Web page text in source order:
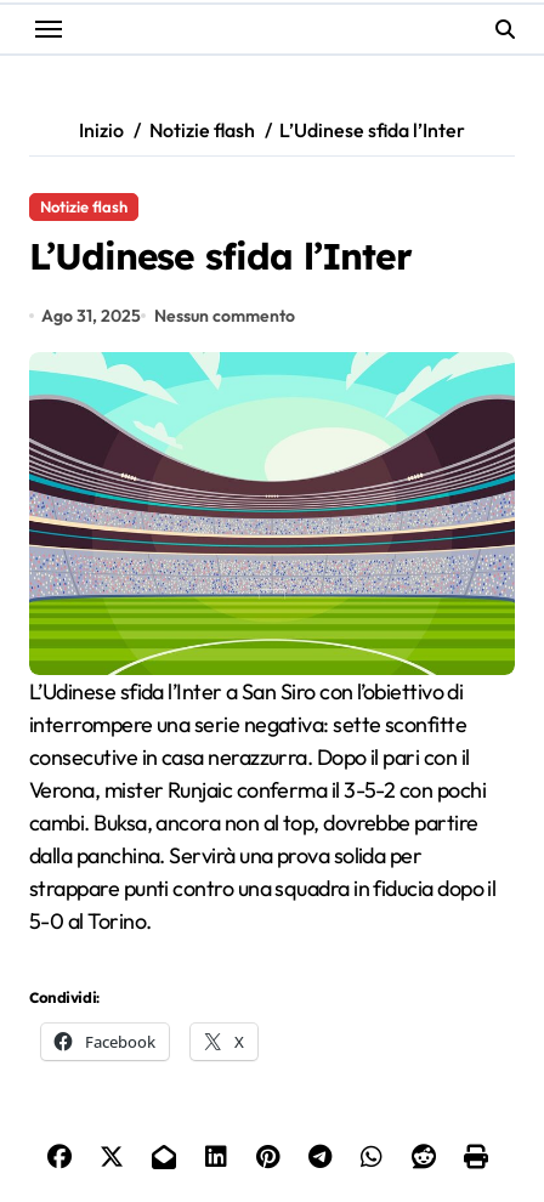
Inizio Notizie flash L’Udinese sfida l’Inter
Notizie flash
L’Udinese sfida l’Inter
Ago 31, 2025 Nessun commento
L’Udinese sfida l’Inter a San Siro con l’obiettivo di
interrompere una serie negativa: sette sconfitte
consecutive in casa nerazzurra. Dopo il pari con il
Verona, mister Runjaic conferma il 3-5-2 con pochi
cambi. Buksa, ancora non al top, dovrebbe partire
dalla panchina. Servirà una prova solida per
strappare punti contro una squadra in fiducia dopo il
5-0 al Torino.
Condividi:
Facebook X